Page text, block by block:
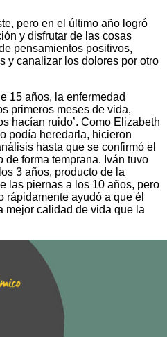
pero en el último año logró
y disfrutar de las cosas
pensamientos positivos,
y canalizar los dolores por otro
15 años, la enfermedad
primeros meses de vida,
hacían ruido’. Como Elizabeth
podía heredarla, hicieron
hasta que se confirmó el
forma temprana. Iván tuvo
3 años, producto de la
las piernas a los 10 años, pero
rápidamente ayudó a que él
mejor calidad de vida que la